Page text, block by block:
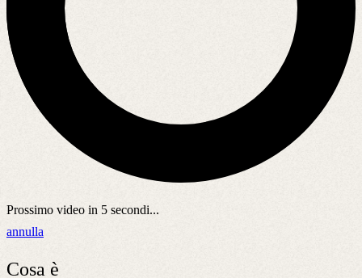
Prossimo video in 5 secondi...
annulla
Cosa è